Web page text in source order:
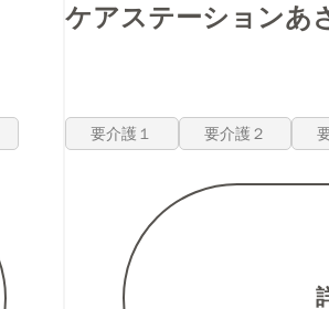
ケアステーションあ
要介護１ 要介護２